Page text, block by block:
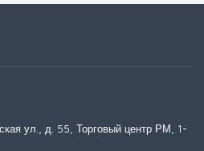
ул., д. 55, Торговый центр РМ, 1-